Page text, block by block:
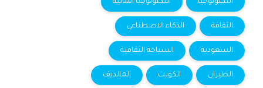
التكنولوجيا التكنولوجيا المالية
الثقافة الذكاء الاصطناعي
السعودية السياحة الثقافية
الطيران الكويت المالديف